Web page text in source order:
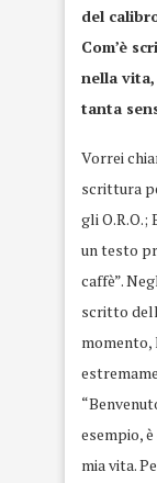
del
Com’è
nella
tanta
Vorrei
scrittura
gli O.R.O.;
un testo
caffè”.
scritto
momento,
esempio,
mia vita.